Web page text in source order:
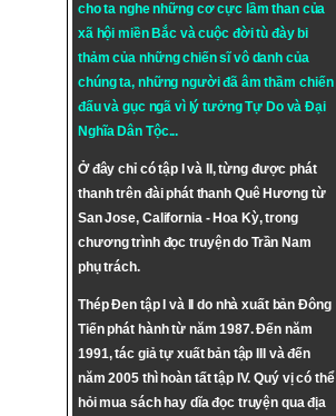
cho ta nghe những cơ cực lầm than của
xã hội miền Bắc và cuộc đời tù đày bi
thảm của những chiến sĩ vô danh của
chúng ta, những người đã âm thầm chiến
đấu và gục ngã vì lý tưởngTự DovàĐại
Nghĩa Dân Tộc...
Ở đây chỉ có tập I và II, từng được phát
thanh trên đài phát thanh Quê Hương từ
San Jose, California - Hoa Kỳ, trong
chương trình đọc truyện do Trần Nam
phụ trách.
Thép Đen tập I và II do nhà xuất bản Đông
Tiến phát hành từ năm 1987. Đến năm
1991, tác giả tự xuất bản tập III và đến
năm 2005 thì hoàn tất tập IV. Quý vị có thể
hỏi mua sách hay dĩa đọc truyện qua địa